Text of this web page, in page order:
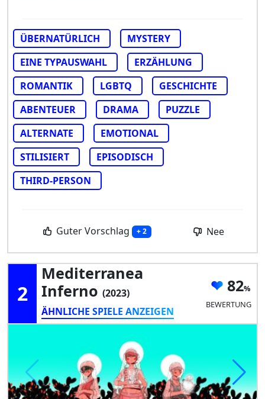
ÜBERNATÜRLICH
MYSTERY
EINE TYPAUSWAHL
ERZÄHLUNG
ROMANTIK
LGBTQ
GESCHICHTE
ABENTEUER
DRAMA
PUZZLE
ALTERNATE
EMOTIONAL
STILISIERT
EPISODISCH
THIRD-PERSON
Guter Vorschlag + 2 Nee
2
Mediterranea
Inferno (2023)
ÄHNLICHE SPIELE ANZEIGEN
82
BEWERTUNG